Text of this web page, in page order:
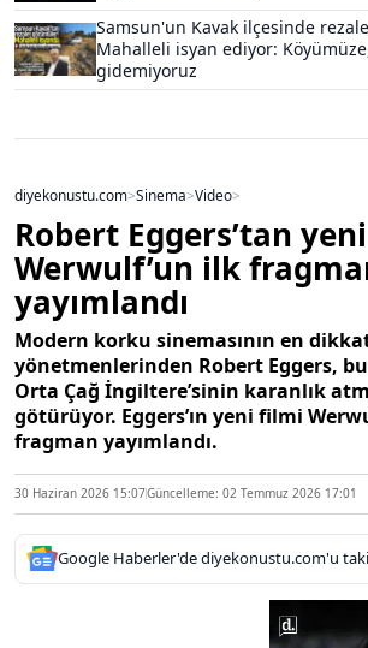
Samsun'un Kavak ilçesinde
Mahalleli isyan ediyor:
gidemiyoruz
diyekonustu.com>Sinema>Video>
Robert Eggers’tan
Werwulf’un ilk
yayımlandı
Modern korku sinemasının en
yönetmenlerinden Robert Eggers,
Orta Çağ İngiltere’sinin karanlık
götürüyor. Eggers’ın yeni filmi
fragman yayımlandı.
30 Haziran 2026 15:07Güncelleme: 02 Temmuz 2026 17:01
Google Haberler'de diyekonustu.com'u